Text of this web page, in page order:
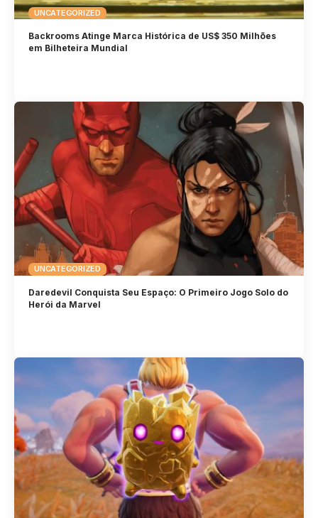
UNCATEGORIZED
Backrooms Atinge Marca Histórica de US$ 350 Milhões
em Bilheteira Mundial
UNCATEGORIZED
Daredevil Conquista Seu Espaço: O Primeiro Jogo Solo do
Herói da Marvel